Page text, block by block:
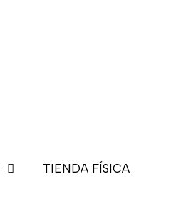
TIENDA FÍSICA